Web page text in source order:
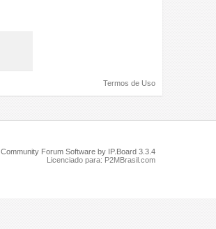
Termos de Uso
Community Forum Software by IP.Board 3.3.4
Licenciado para: P2MBrasil.com